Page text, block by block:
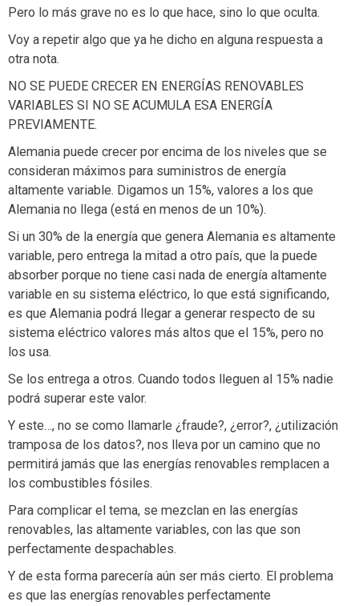
Pero lo más grave no es lo que hace, sino lo que oculta.
Voy a repetir algo que ya he dicho en alguna respuesta a
otra nota.
NO SE PUEDE CRECER EN ENERGÍAS RENOVABLES
VARIABLES SI NO SE ACUMULA ESA ENERGÍA
PREVIAMENTE.
Alemania puede crecer por encima de los niveles que se
consideran máximos para suministros de energía
altamente variable. Digamos un 15%, valores a los que
Alemania no llega (está en menos de un 10%).
Si un 30% de la energía que genera Alemania es altamente
variable, pero entrega la mitad a otro país, que la puede
absorber porque no tiene casi nada de energía altamente
variable en su sistema eléctrico, lo que está significando,
es que Alemania podrá llegar a generar respecto de su
sistema eléctrico valores más altos que el 15%, pero no
los usa.
Se los entrega a otros. Cuando todos lleguen al 15% nadie
podrá superar este valor.
Y este…, no se como llamarle ¿fraude?, ¿error?, ¿utilización
tramposa de los datos?, nos lleva por un camino que no
permitirá jamás que las energías renovables remplacen a
los combustibles fósiles.
Para complicar el tema, se mezclan en las energías
renovables, las altamente variables, con las que son
perfectamente despachables.
Y de esta forma parecería aún ser más cierto. El problema
es que las energías renovables perfectamente